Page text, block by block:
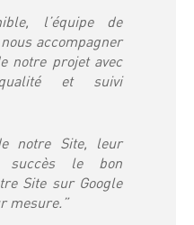
l’équipe de
accompagner
notre projet avec
et suivi
notre Site, leur
succès le bon
Site sur Google
mesure.”